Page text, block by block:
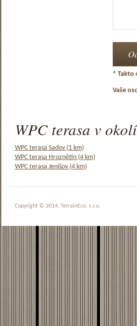
* Takto
Vaše
WPC terasa v okolí
WPC terasa Sadov (1 km)
WPC terasa Hroznětín (4 km)
WPC terasa Jenišov (4 km)
Copyright © 2014, TerrainEco, s.r.o.